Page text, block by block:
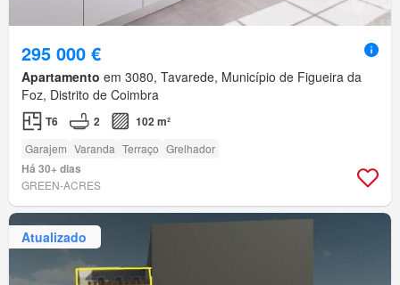
295 000 €
Apartamento em 3080, Tavarede, Município de Figueira da
Foz, Distrito de Coimbra
T6 2 102 m²
Garajem Varanda Terraço Grelhador
Há 30+ dias
GREEN-ACRES
Atualizado